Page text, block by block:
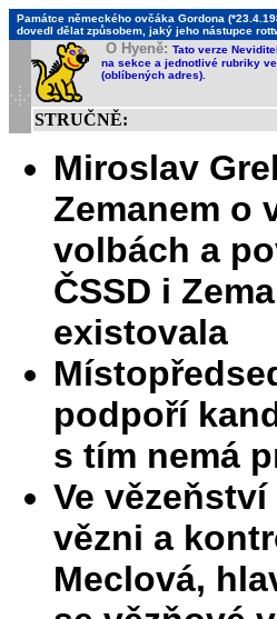
Památce německého ovčáka Gordona
dovedl dělat způsobem, jaký jeho nástupce
O Hyeně: Tato verze
na sekce a jednotlivé rubriky
(oblíbených adres).
STRUČNĚ:
Miroslav
Zemanem o
volbách a
ČSSD i
existovala
podpoří
s tím nemá
Ve
vězni a
Meclová,